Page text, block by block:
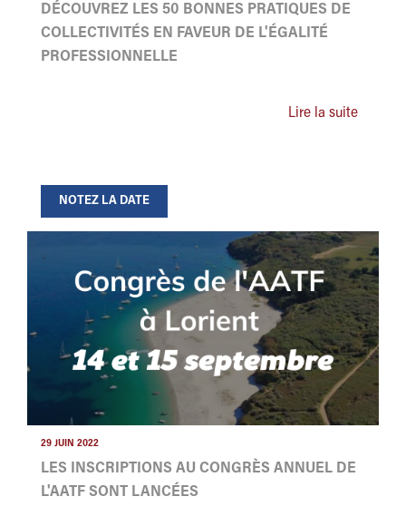
DÉCOUVREZ LES 50 BONNES PRATIQUES DE
COLLECTIVITÉS EN FAVEUR DE L'ÉGALITÉ
PROFESSIONNELLE
Lire la suite
NOTEZ LA DATE
29 JUIN 2022
LES INSCRIPTIONS AU CONGRÈS ANNUEL DE
L'AATF SONT LANCÉES